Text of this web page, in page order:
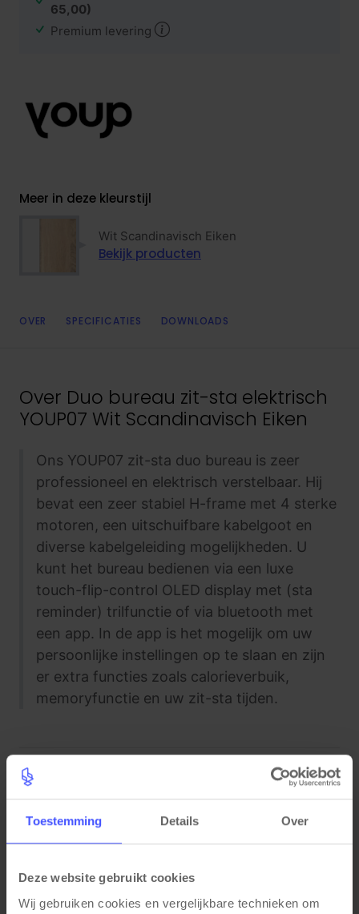
Toestemming Details Over
Deze website gebruikt cookies
Wij gebruiken cookies en vergelijkbare technieken om
65,00)
Premium levering
Meer in deze kleurstijl
Wit Scandinavisch Eiken
Bekijk producten
OVER SPECIFICATIES DOWNLOADS
Over Duo bureau zit-sta elektrisch
YOUP07 Wit Scandinavisch Eiken
Ons YOUP07 zit-sta duo bureau is zeer
professioneel en elektrisch verstelbaar. Hij
bevat een zeer stabiel H-frame met 4 sterke
motoren, een uitschuifbare kabelgoot en
diverse kabelgeleiding mogelijkheden. U
kunt het bureau bedienen via een luxe
touch-flip-control OLED display met (sta
reminder) trilfunctie of via bluetooth met
een app. In de app is het mogelijk om uw
persoonlijke instellingen op te slaan en zijn
er extra functies zoals calorieverbuik,
memoryfunctie en uw zit-sta tijden.
Unieke eigenschappen
Bluetooth app bediening